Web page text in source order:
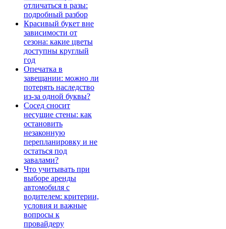
отличаться в разы:
подробный разбор
Красивый букет вне
зависимости от
сезона: какие цветы
доступны круглый
год
Опечатка в
завещании: можно ли
потерять наследство
из-за одной буквы?
Сосед сносит
несущие стены: как
остановить
незаконную
перепланировку и не
остаться под
завалами?
Что учитывать при
выборе аренды
автомобиля с
водителем: критерии,
условия и важные
вопросы к
провайдеру